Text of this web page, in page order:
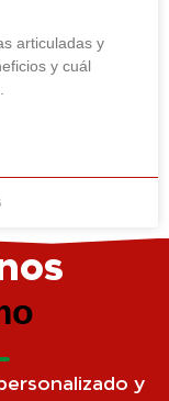
articuladas y
y cuál
y